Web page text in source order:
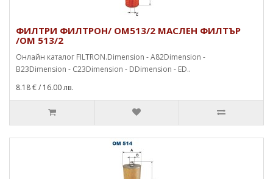
ФИЛТРИ ФИЛТРОН/ OM513/2 МАСЛЕН ФИЛТЪР
/OM 513/2
Онлайн каталог FILTRON.Dimension - A82Dimension -
B23Dimension - C23Dimension - DDimension - ED..
8.18 €/ 16.00 лв.